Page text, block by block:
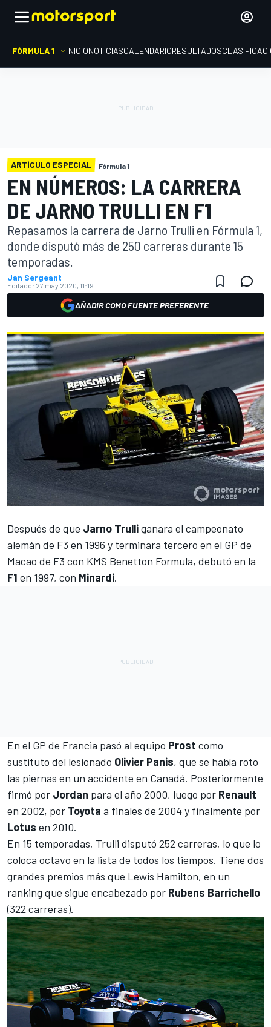
FÓRMULA 1 INICIONOTICIASCALENDARIORESULTADOS
ARTÍCULO ESPECIAL Fórmula 1
EN NÚMEROS: LA CARRERA
DE JARNO TRULLI EN F1
Repasamos la carrera de Jarno Trulli en Fórmula 1,
donde disputó más de 250 carreras durante 15
temporadas.
Jan Sergeant
Editado: 27 may 2020, 11:19
AÑADIR COMO FUENTE PREFERENTE
Después de que Jarno Trulliganara el campeonato
alemán de F3 en 1996 y terminara tercero en el GP de
Macao de F3 con KMS Benetton Formula, debutó en la
F1 en 1997, con Minardi.
En el GP de Francia pasó al equipo Prost como
sustituto del lesionado Olivier Panis, que se había roto
las piernas en un accidente en Canadá. Posteriormente
firmó por Jordan para el año 2000, luego por Renault
en 2002, por Toyota a finales de 2004 y finalmente por
Lotus en 2010.
En 15 temporadas, Trulli disputó 252 carreras, lo que lo
coloca octavo en la lista de todos los tiempos. Tiene dos
grandes premios más que Lewis Hamilton, en un
ranking que sigue encabezado por Rubens Barrichello
(322 carreras).